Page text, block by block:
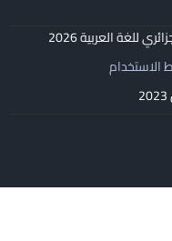
للغة العربية2026